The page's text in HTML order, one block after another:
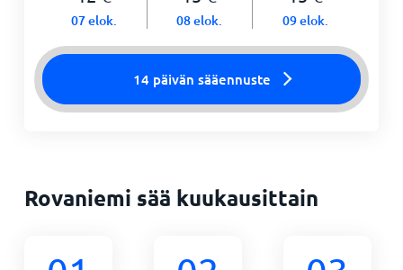
07 elok. 08 elok. 09 elok.
14 päivän sääennuste
Rovaniemi sää kuukausittain